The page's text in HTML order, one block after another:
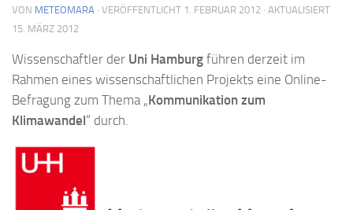
VON METEOMARA · VERÖFFENTLICHT 1. FEBRUAR 2012 · AKTUALISIERT
15. MÄRZ 2012
Wissenschaftler der Uni Hamburg führen derzeit im
Rahmen eines wissenschaftlichen Projekts eine Online-
Befragung zum Thema „Kommunikation zum
Klimawandel“ durch.